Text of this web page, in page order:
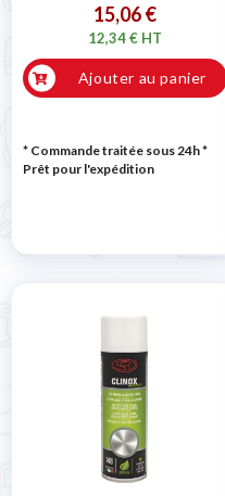
15,06 €
12,34 € HT
Ajouter au panier
* Commande traitée sous 24h*
Prêt pour l'expédition